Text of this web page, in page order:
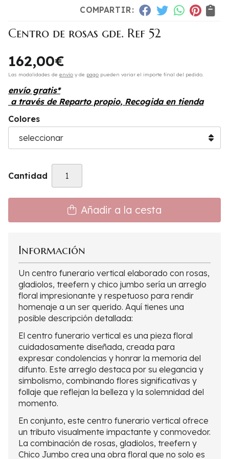
COMPARTIR:
Centro de rosas gde. Ref 52
162,00€
Las modalidades de envío y de pago pueden variar el importe final del pedido.
envío gratis*
a través de Reparto propio, Recogida en tienda
Colores
Cantidad
Añadir a la cesta
Información
Un centro funerario vertical elaborado con rosas,
gladiolos, treefern y chico jumbo sería un arreglo
floral impresionante y respetuoso para rendir
homenaje a un ser querido. Aquí tienes una
posible descripción detallada:
El centro funerario vertical es una pieza floral
cuidadosamente diseñada, creada para
expresar condolencias y honrar la memoria del
difunto. Este arreglo destaca por su elegancia y
simbolismo, combinando flores significativas y
follaje que reflejan la belleza y la solemnidad del
momento.
En conjunto, este centro funerario vertical ofrece
un tributo visualmente impactante y conmovedor.
La combinación de rosas, gladiolos, treefern y
Chico Jumbo crea una obra floral que no solo es